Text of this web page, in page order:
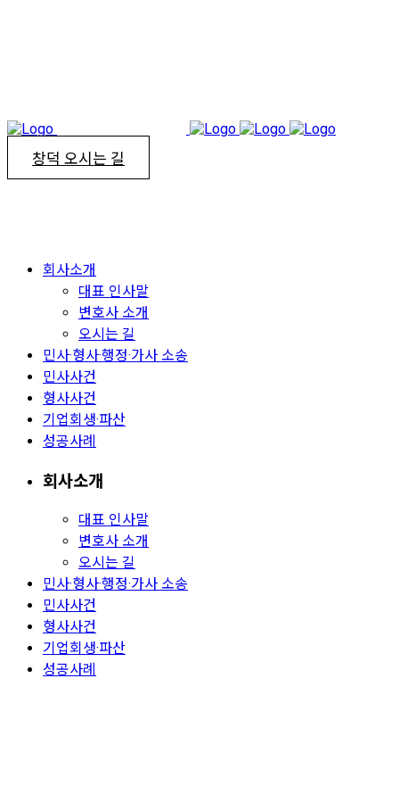
창덕 오시는 길
회사소개
대표 인사말
변호사 소개
오시는 길
민사·형사·행정·가사 소송
민사사건
형사사건
기업회생·파산
성공사례
회사소개
대표 인사말
변호사 소개
오시는 길
민사·형사·행정·가사 소송
민사사건
형사사건
기업회생·파산
성공사례